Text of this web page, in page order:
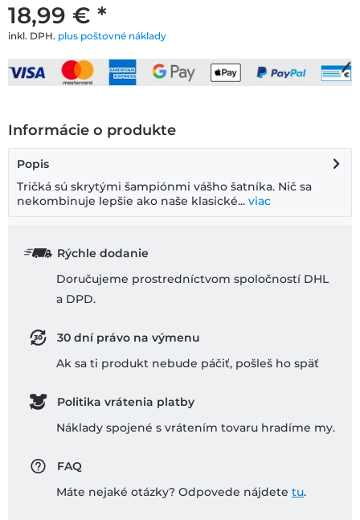
18,99 € *
inkl. DPH. plus poštovné náklady
Informácie o produkte
Popis
Tričká sú skrytými šampiónmi vášho šatníka. Nič sa
nekombinuje lepšie ako naše klasické... viac
Rýchle dodanie
Doručujeme prostredníctvom spoločností DHL
a DPD.
30 dní právo na výmenu
Ak sa ti produkt nebude páčiť, pošleš ho späť
Politika vrátenia platby
Náklady spojené s vrátením tovaru hradíme my.
FAQ
Máte nejaké otázky? Odpovede nájdete tu.